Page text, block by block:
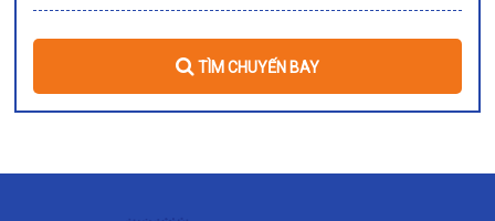
TÌM CHUYẾN BAY